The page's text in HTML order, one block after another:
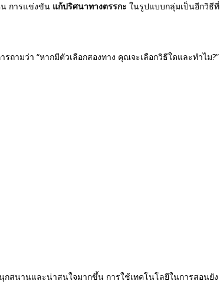
น การแข่งขัน แก้ปริศนาทางตรรกะ ในรูปแบบกลุ่มเป็นอีกวิธีที่
ถามว่า “หากมีตัวเลือกสองทาง คุณจะเลือกวิธีใดและทำไม?”
นุกสนานและน่าสนใจมากขึ้น การใช้เทคโนโลยีในการสอนยัง